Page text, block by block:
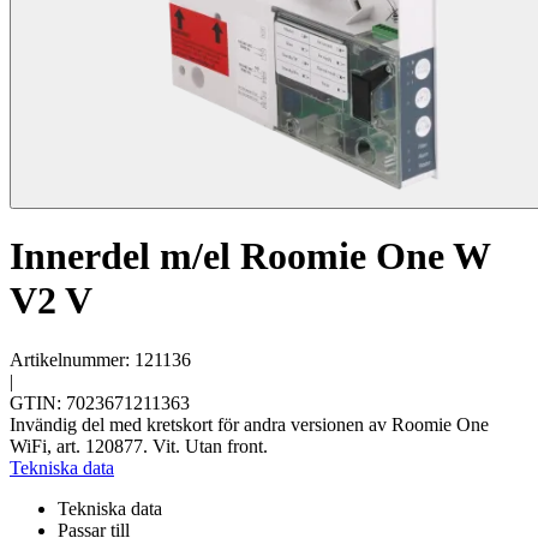
Innerdel m/el Roomie One W
V2 V
Artikelnummer: 121136
|
GTIN: 7023671211363
Invändig del med kretskort för andra versionen av Roomie One
WiFi, art. 120877. Vit. Utan front.
Tekniska data
Tekniska data
Passar till